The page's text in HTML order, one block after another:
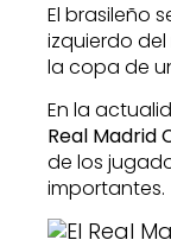
El brasileño
izquierdo del
la copa de
En la
Real Madrid
de los
importantes.